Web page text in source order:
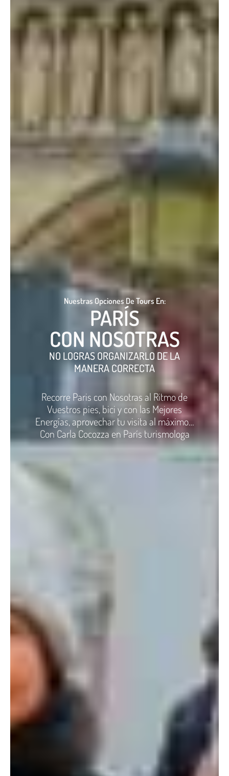
Nuestras Opciones De Tours En:
PARÍS
CON NOSOTRAS
NO LOGRAS ORGANIZARLO DE LA
MANERA CORRECTA
Recorre Paris con Nosotras al Ritmo de
Vuestros pies, bici y con las Mejores
Energías, aprovechar tu visita al máximo…
Con Carla Cocozza en París turismologa